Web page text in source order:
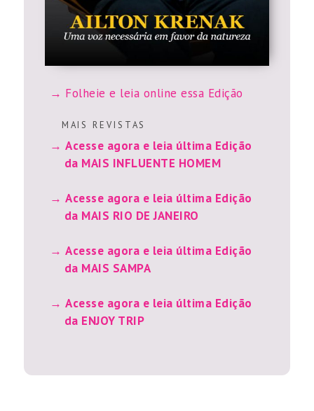
Folheie e leia online essa Edição
M A I S R E V I S T A S
Acesse agora e leia última Edição
da MAIS INFLUENTE HOMEM
Acesse agora e leia última Edição
da MAIS RIO DE JANEIRO
Acesse agora e leia última Edição
da MAIS SAMPA
Acesse agora e leia última Edição
da ENJOY TRIP